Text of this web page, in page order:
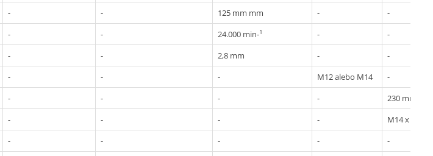
- - 125 mm mm -
-
- - 24.000 min-1 -
-
- - 2,8 mm -
-
- - - M12 alebo M14
-
- - - -
230 mm
- - - -
M14 x 2
- - - -
-